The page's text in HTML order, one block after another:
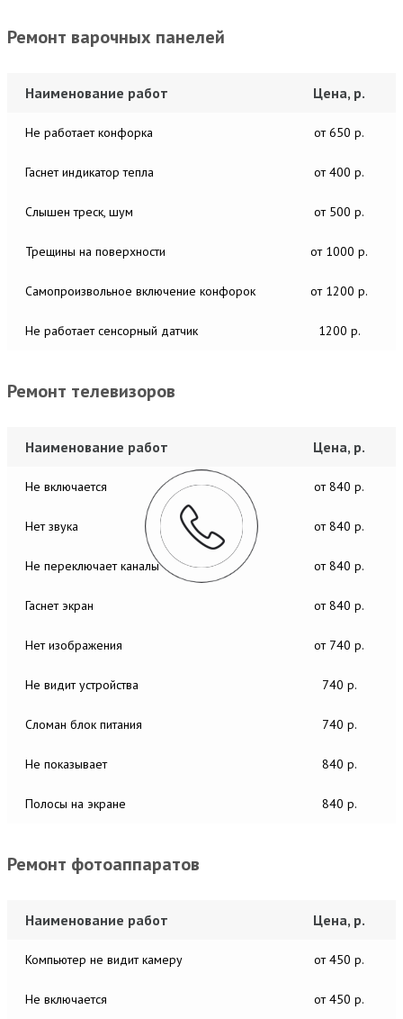
Ремонт варочных панелей
Наименование работ Цена, р.
Не работает конфорка от 650 р.
Гаснет индикатор тепла от 400 р.
Слышен треск, шум от 500 р.
Трещины на поверхности от 1000 р.
Самопроизвольное включение конфорок от 1200 р.
Не работает сенсорный датчик 1200 р.
Ремонт телевизоров
Наименование работ Цена, р.
Не включается от 840 р.
Нет звука от 840 р.
Не переключает каналы от 840 р.
Гаснет экран от 840 р.
Нет изображения от 740 р.
Не видит устройства 740 р.
Сломан блок питания 740 р.
Не показывает 840 р.
Полосы на экране 840 р.
Ремонт фотоаппаратов
Наименование работ Цена, р.
Компьютер не видит камеру от 450 р.
Не включается от 450 р.